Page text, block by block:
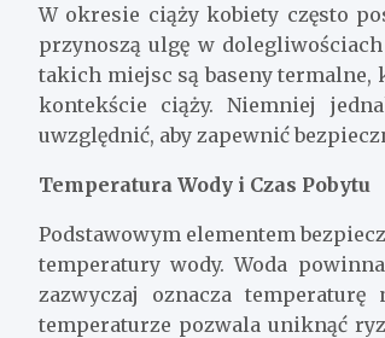
W okresie ciąży kobiety często
przynoszą ulgę w
takich miejsc są baseny termalne,
kontekście ciąży. Niemniej
uwzględnić, aby zapewnić
Temperatura Wody i Czas Pobytu
Podstawowym elementem
temperatury wody. Woda
zazwyczaj oznacza
temperaturze pozwala uniknąć